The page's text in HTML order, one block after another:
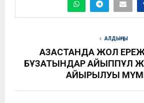
АЛДЫҢҒЫ
ҚАЗАҚСТАНДА ЖОЛ
БҰЗАТЫНДАР АЙЫППҰЛ
АЙЫРЫЛУЫ